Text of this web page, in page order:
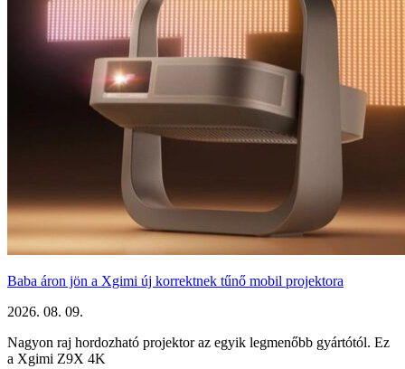
Baba áron jön a Xgimi új korrektnek tűnő mobil projektora
2026. 08. 09.
Nagyon raj hordozható projektor az egyik legmenőbb gyártótól. Ez
a Xgimi Z9X 4K